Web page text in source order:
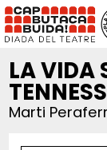
LA VIDA
Marti